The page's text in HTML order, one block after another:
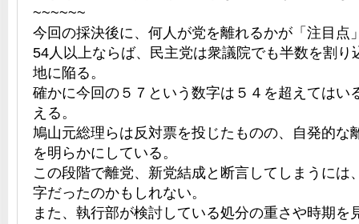
~~~~~~
今回の採決後に、何人が党を離れるかが「注目点
54人以上ならば、民主党は衆議院でも半数を割り
地に陥る。
確かに今回の５７という数字は５４を超えてはい
える。
鳩山元総理らは反対票を投じたものの、自発的な
を明らかにしている。
この段階で離党、新党結成と断言してしまうには
字だったのかもしれない。
また、執行部が検討している処分の重さや時期を